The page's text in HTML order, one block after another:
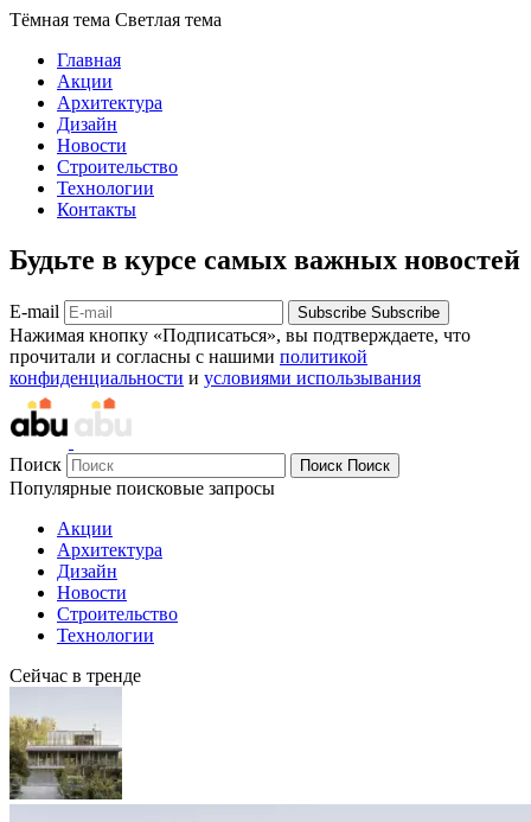
Тёмная тема Светлая тема
Главная
Акции
Архитектура
Дизайн
Новости
Строительство
Технологии
Контакты
Будьте в курсе самых важных новостей
E-mail Subscribe Subscribe
Нажимая кнопку «Подписаться», вы подтверждаете, что
прочитали и согласны с нашими политикой
конфиденциальности и условиями использывания
Поиск Поиск Поиск
Популярные поисковые запросы
Акции
Архитектура
Дизайн
Новости
Строительство
Технологии
Сейчас в тренде